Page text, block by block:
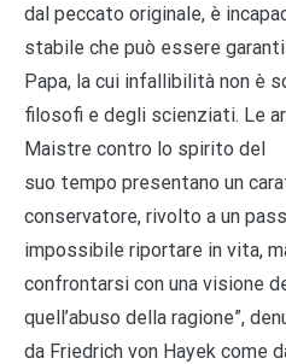
dal peccato originale, è
stabile che può essere
Papa, la cui infallibilità non è
filosofi e degli scienziati. Le
Maistre contro lo spirito del
suo tempo presentano un
conservatore, rivolto a un
impossibile riportare in vita,
confrontarsi con una visione
quell’abuso della ragione”,
da Friedrich von Hayek come